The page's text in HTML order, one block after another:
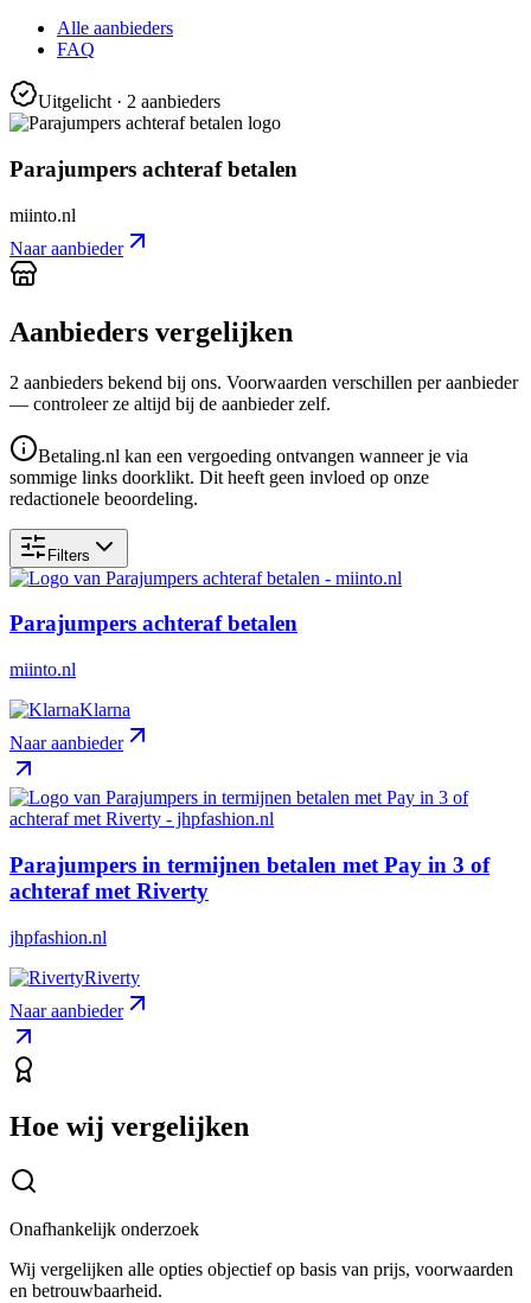
Alle aanbieders
FAQ
Uitgelicht· 2 aanbieders
Parajumpers achteraf betalen
miinto.nl
Naar aanbieder
Aanbieders vergelijken
2 aanbieders bekend bij ons. Voorwaarden verschillen per aanbieder
— controleer ze altijd bij de aanbieder zelf.
Betaling.nl kan een vergoeding ontvangen wanneer je via
sommige links doorklikt. Dit heeft geen invloed op onze
redactionele beoordeling.
Filters
Parajumpers achteraf betalen
miinto.nl
Klarna
Naar aanbieder
Parajumpers in termijnen betalen met Pay in 3 of
achteraf met Riverty
jhpfashion.nl
Riverty
Naar aanbieder
Hoe wij vergelijken
Onafhankelijk onderzoek
Wij vergelijken alle opties objectief op basis van prijs, voorwaarden
en betrouwbaarheid.